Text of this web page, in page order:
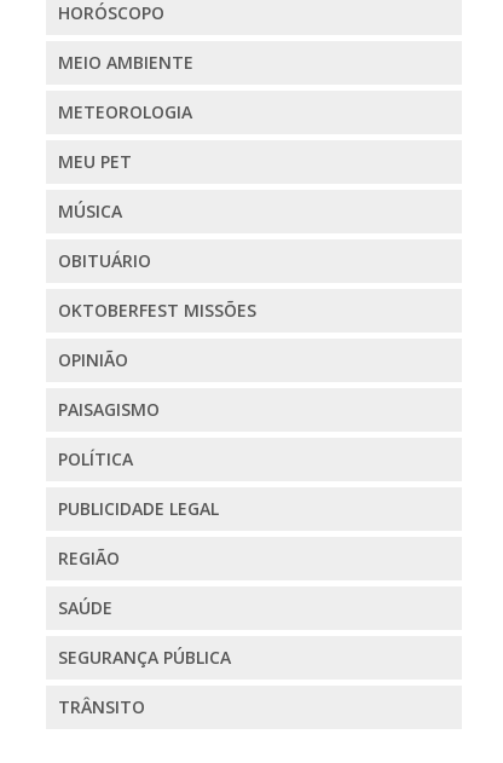
HORÓSCOPO
MEIO AMBIENTE
METEOROLOGIA
MEU PET
MÚSICA
OBITUÁRIO
OKTOBERFEST MISSÕES
OPINIÃO
PAISAGISMO
POLÍTICA
PUBLICIDADE LEGAL
REGIÃO
SAÚDE
SEGURANÇA PÚBLICA
TRÂNSITO